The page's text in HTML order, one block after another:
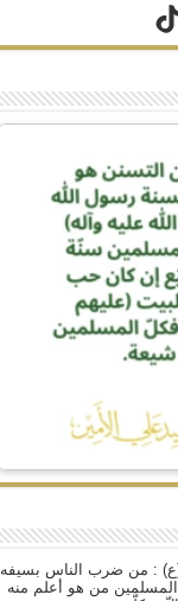
(ع) : من ضرب الناس بسيفه
من هو أعلم منه